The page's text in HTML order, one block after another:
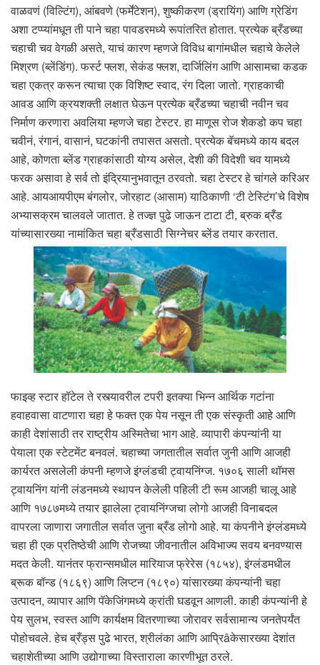
वाळवणं (विल्टिंग), आंबवणे (फर्मेंटेशन), शुष्कीकरण (ड्रायिंग) आणि ग्रेडिंग
अशा टप्प्यांमधून ती पाने चहा पावडरमध्ये रूपांतरित होतात. प्रत्येक ब्रँडच्या
चहाची चव वेगळी असते, याचं कारण म्हणजे विविध बागांमधील चहाचे केलेले
मिश्रण (ब्लेंडिंग). फर्स्ट फ्लश, सेकंड फ्लश, दार्जिलिंग आणि आसामचा कडक
चहा एकत्र करून त्याचा एक विशिष्ट स्वाद, रंग दिला जातो. ग्राहकाची
आवड आणि क्रयशक्ती लक्षात घेऊन प्रत्येक ब्रँडच्या चहाची नवीन चव
निर्माण करणारा अवलिया म्हणजे चहा टेस्टर. हा माणूस रोज शेकडो कप चहा
चवीनं, रंगानं, वासानं, घटकांनी तपासत असतो. प्रत्येक बॅचमध्ये काय बदल
आहे, कोणता ब्लेंड ग्राहकांसाठी योग्य असेल, देशी की विदेशी चव यामध्ये
फरक असावा हे सर्व तो इंद्रियानुभवातून ठरवतो. चहा टेस्टर हे चांगले करिअर
आहे. आयआयपीएम बंगलोर, जोरहाट (आसाम) याठिकाणी ‘टी टेस्टिंग’चे विशेष
अभ्यासक्रम चालवले जातात. हे तज्ज्ञ पुढे जाऊन टाटा टी, ब्रुक ब्रँड
यांच्यासारख्या नामांकित चहा ब्रँडसाठी सिग्नेचर ब्लेंड तयार करतात.
फाइव्ह स्टार हॉटेल ते रस्त्यावरील टपरी इतक्या भिन्न आर्थिक गटांना
हवाहवासा वाटणारा चहा हे फक्त एक पेय नसून ती एक संस्कृती आहे आणि
काही देशांसाठी तर राष्ट्रीय अस्मितेचा भाग आहे. व्यापारी कंपन्यांनी या
पेयाला एक स्टेटमेंट बनवलं. चहाच्या जगतातील सर्वात जुनी आणि आजही
कार्यरत असलेली कंपनी म्हणजे इंग्लंडची ट्वायनिंग्ज. १७०६ साली थॉमस
ट्वायनिंग यांनी लंडनमध्ये स्थापन केलेली पहिली टी रूम आजही चालू आहे
आणि १७८७मध्ये तयार झालेला ट्वायनिंग्जचा लोगो आजही विनाबदल
वापरला जाणारा जगातील सर्वात जुना ब्रँड लोगो आहे. या कंपनीने इंग्लंडमध्ये
चहा ही एक प्रतिष्ठेची आणि रोजच्या जीवनातील अविभाज्य सवय बनवण्यास
मदत केली. यानंतर फ्रान्समधील मारियाज फ्रेरेस (१८५४), इंग्लंडमधील
ब्रूक बॉन्ड (१८६९) आणि लिप्टन (१८९०) यांसारख्या कंपन्यांनी चहा
उत्पादन, व्यापार आणि पॅकेजिंगमध्ये क्रांती घडवून आणली. काही कंपन्यांनी हे
पेय सुलभ, स्वस्त आणि कार्यक्षम वितरणाच्या जोरावर सर्वसामान्य जनतेपर्यंत
पोहोचवले. हेच ब्रँड्स पुढे भारत, श्रीलंका आणि आप्रिâकेसारख्या देशांत
चहाशेतीच्या आणि उद्योगाच्या विस्ताराला कारणीभूत ठरले.